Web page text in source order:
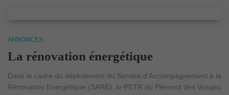
ANNONCES
La rénovation énergétique
Dans le cadre du déploiement du Service d’Accompagnement à la
Rénovation Energétique (SARE), le PETR du Piémont des Vosges